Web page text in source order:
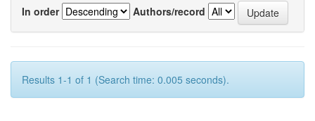
In order
Authors/record
Results 1-1 of 1 (Search time: 0.005 seconds).